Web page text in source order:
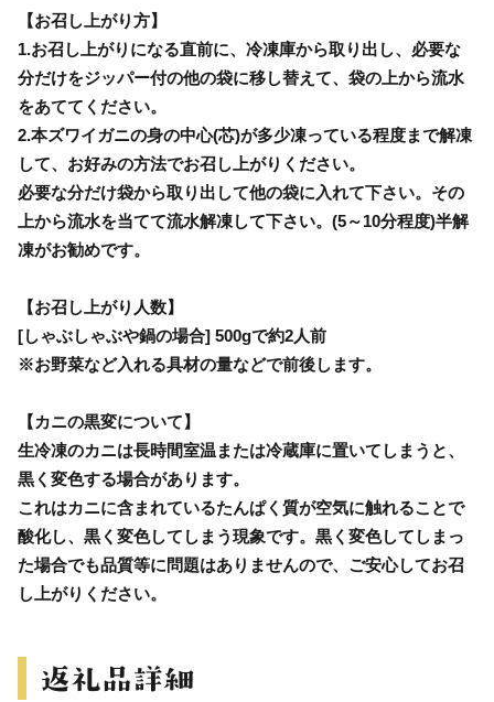
【お召し上がり方】
1.お召し上がりになる直前に、冷凍庫から取り出し、必要な
分だけをジッパー付の他の袋に移し替えて、袋の上から流水
をあててください。
2.本ズワイガニの身の中心(芯)が多少凍っている程度まで解凍
して、お好みの方法でお召し上がりください。
必要な分だけ袋から取り出して他の袋に入れて下さい。その
上から流水を当てて流水解凍して下さい。(5～10分程度)半解
凍がお勧めです。
【お召し上がり人数】
[しゃぶしゃぶや鍋の場合] 500gで約2人前
※お野菜など入れる具材の量などで前後します。
【カニの黒変について】
生冷凍のカニは長時間室温または冷蔵庫に置いてしまうと、
黒く変色する場合があります。
これはカニに含まれているたんぱく質が空気に触れることで
酸化し、黒く変色してしまう現象です。黒く変色してしまっ
た場合でも品質等に問題はありませんので、ご安心してお召
し上がりください。